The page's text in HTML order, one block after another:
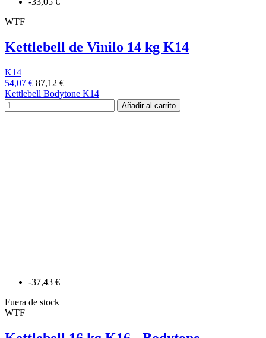
WTF
Kettlebell de Vinilo 14 kg K14
K14
54,07 € 87,12 €
Kettlebell Bodytone K14
Añadir al carrito
-37,43 €
Fuera de stock
WTF